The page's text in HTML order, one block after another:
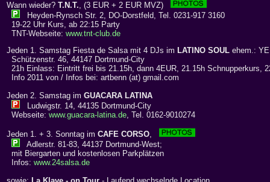
Wann wieder? T.N.T., (3 EUR + 2 EUR MVZ)
Heyden-Rynsch Str. 2, DO-Dorstfeld, Tel. 0231-917 3160
19-22 Uhr Kurs, ab 22:15 Party
TNT-Webseite: www.tnt-club.de
Jeden 1. Samstag Fiesta de Salsa mit 4 DJs im LATINO SOUL ehem.:
Schützenstr. 46, 44147 Dortmund-City
21h Einlass: Eintritt frei bis 21.15h, dann 4EUR, 21.15h Schnupperkurs,
Info 2011 von / Infos bei: artbenn (at) gmail.com
Jeden 2. Samstag im GUACARA LATINA
Ludwigstr. 14, 44135 Dortmund-City
Webseite: www.guacara-latina.de, Tel. 0162-9010274
Jeden 1. + 3. Sonntag im CAFE CORSO,
Adlerstr. 81-83, 44137 Dortmund-West;
mit Biergarten und kostenlosen Parkplätzen
Infos: www.24salsa.de